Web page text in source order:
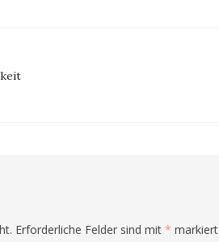
Erforderliche Felder sind mit * markiert